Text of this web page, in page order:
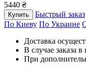
5440 ₴
Купить
Быстрый заказ
По Киеву По Украине
Доставка
В случае заказа
При